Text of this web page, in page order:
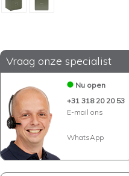
Vraag onze specialist
Nu open
+31 318 20 20 53
E-mail ons
WhatsApp